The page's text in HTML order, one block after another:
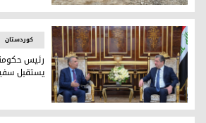
بموافقة رئيس الحكومة.. تخصيص 117 مليار دينار أخرى لمشروع طريق أربيل - كويسنجق
رئيس حكومة إقليم كوردستان يستقبل
کوردستان
رئيس
يستقبل